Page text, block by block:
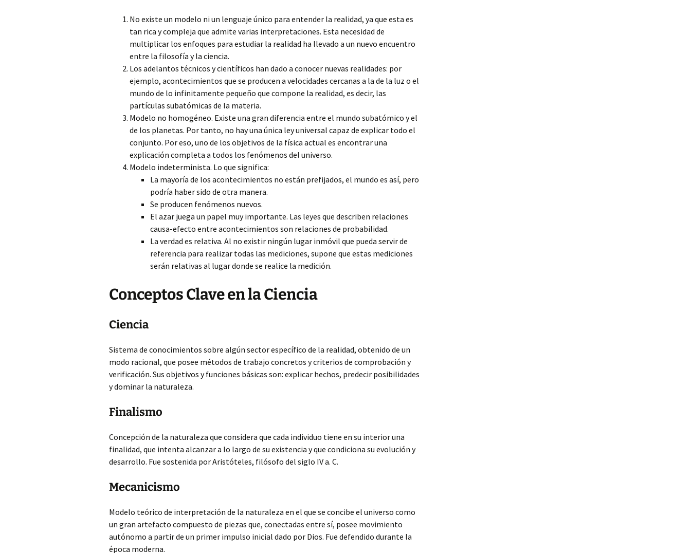
No existe un modelo ni un lenguaje único para entender la realidad, ya que esta es
tan rica y compleja que admite varias interpretaciones. Esta necesidad de
multiplicar los enfoques para estudiar la realidad ha llevado a un nuevo encuentro
entre la filosofía y la ciencia.
Los adelantos técnicos y científicos han dado a conocer nuevas realidades: por
ejemplo, acontecimientos que se producen a velocidades cercanas a la de la luz o el
mundo de lo infinitamente pequeño que compone la realidad, es decir, las
partículas subatómicas de la materia.
Modelo no homogéneo. Existe una gran diferencia entre el mundo subatómico y el
de los planetas. Por tanto, no hay una única ley universal capaz de explicar todo el
conjunto. Por eso, uno de los objetivos de la física actual es encontrar una
explicación completa a todos los fenómenos del universo.
Modelo indeterminista. Lo que significa:
La mayoría de los acontecimientos no están prefijados, el mundo es así, pero
podría haber sido de otra manera.
Se producen fenómenos nuevos.
El azar juega un papel muy importante. Las leyes que describen relaciones
causa-efecto entre acontecimientos son relaciones de probabilidad.
La verdad es relativa. Al no existir ningún lugar inmóvil que pueda servir de
referencia para realizar todas las mediciones, supone que estas mediciones
serán relativas al lugar donde se realice la medición.
Conceptos Clave en la Ciencia
Ciencia
Sistema de conocimientos sobre algún sector específico de la realidad, obtenido de un
modo racional, que posee métodos de trabajo concretos y criterios de comprobación y
verificación. Sus objetivos y funciones básicas son: explicar hechos, predecir posibilidades
y dominar la naturaleza.
Finalismo
Concepción de la naturaleza que considera que cada individuo tiene en su interior una
finalidad, que intenta alcanzar a lo largo de su existencia y que condiciona su evolución y
desarrollo. Fue sostenida por Aristóteles, filósofo del siglo IV a. C.
Mecanicismo
Modelo teórico de interpretación de la naturaleza en el que se concibe el universo como
un gran artefacto compuesto de piezas que, conectadas entre sí, posee movimiento
autónomo a partir de un primer impulso inicial dado por Dios. Fue defendido durante la
época moderna.